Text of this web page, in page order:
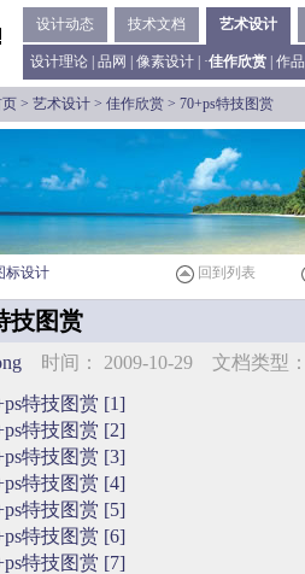
设计动态 技术文档 艺术设计
设计理论 品网 像素设计 | ·佳作欣赏 作
> 艺术设计 > 佳作欣赏 > 70+ps特技图赏
标设计 回到列表
技图赏
时间： 2009-10-29 文档类型
特技图赏 [1]
特技图赏 [2]
特技图赏 [3]
特技图赏 [4]
特技图赏 [5]
特技图赏 [6]
特技图赏 [7]